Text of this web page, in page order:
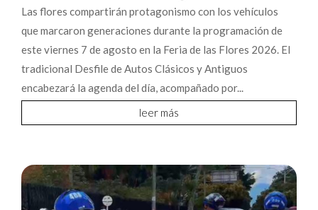
Las flores compartirán protagonismo con los vehículos
que marcaron generaciones durante la programación de
este viernes 7 de agosto en la Feria de las Flores 2026. El
tradicional Desfile de Autos Clásicos y Antiguos
encabezará la agenda del día, acompañado por...
leer más